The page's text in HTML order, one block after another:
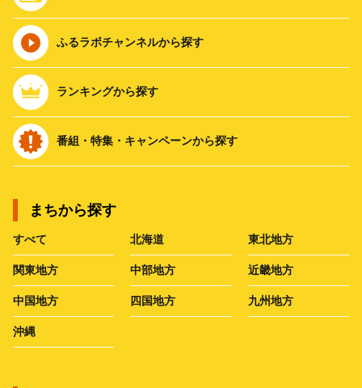
ふるラボチャンネルから探す
ランキングから探す
番組・特集・キャンペーンから探す
まちから探す
すべて 北海道 東北地方
関東地方 中部地方 近畿地方
中国地方 四国地方 九州地方
沖縄